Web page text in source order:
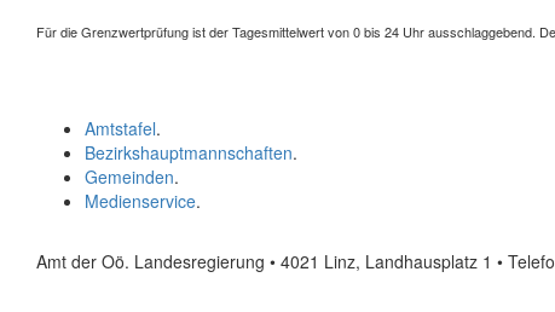
Für die Grenzwertprüfung ist der Tagesmittelwert von 0 bis 24 Uhr ausschlaggebend.
Amtstafel.
Bezirkshauptmannschaften.
Gemeinden.
Medienservice.
Amt der Oö. Landesregierung • 4021 Linz, Landhausplatz 1 •